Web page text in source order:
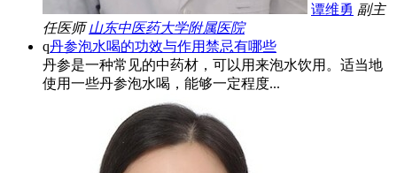
谭维勇 副主
任医师 山东中医药大学附属医院
q丹参泡水喝的功效与作用禁忌有哪些
丹参是一种常见的中药材，可以用来泡水饮用。适当地
使用一些丹参泡水喝，能够一定程度...